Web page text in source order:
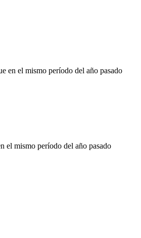
en el mismo período del año pasado
el mismo período del año pasado